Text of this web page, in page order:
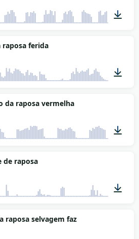
ferida
da raposa vermelha
de raposa
raposa selvagem faz